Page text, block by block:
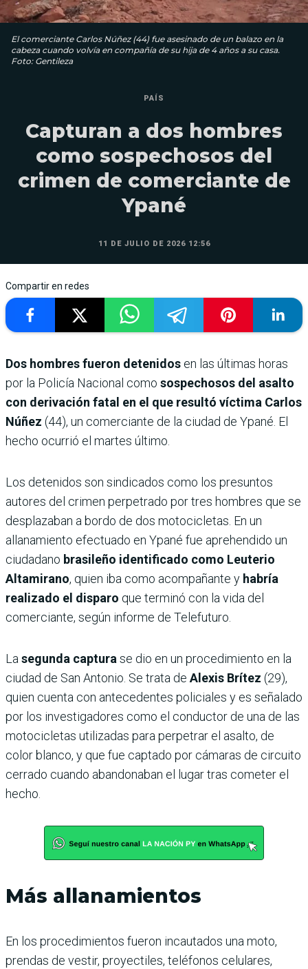
El comerciante Carlos Núñez (44) fue asesinado de un balazo en la
cabeza cuando volvía en compañía de su hija de 4 años a su casa.
Foto: Gentileza
PAÍS
Capturan a dos hombres
como sospechosos del
crimen de comerciante de
Ypané
11 DE JULIO DE 2026 12:56
Compartir en redes
Dos hombres fueron detenidos en las últimas horas
por la Policía Nacional como sospechosos del asalto
con derivación fatal en el que resultó víctima Carlos
Núñez (44), un comerciante de la ciudad de Ypané. El
hecho ocurrió el martes último.
Los detenidos son sindicados como los presuntos
autores del crimen perpetrado por tres hombres que se
desplazaban a bordo de dos motocicletas. En un
allanamiento efectuado en Ypané fue aprehendido un
ciudadano brasileño identificado como Leuterio
Altamirano, quien iba como acompañante y habría
realizado el disparo que terminó con la vida del
comerciante, según informe de Telefuturo.
La segunda captura se dio en un procedimiento en la
ciudad de San Antonio. Se trata de Alexis Brítez (29),
quien cuenta con antecedentes policiales y es señalado
por los investigadores como el conductor de una de las
motocicletas utilizadas para perpetrar el asalto, de
color blanco, y que fue captado por cámaras de circuito
cerrado cuando abandonaban el lugar tras cometer el
hecho.
Más allanamientos
En los procedimientos fueron incautados una moto,
prendas de vestir, proyectiles, teléfonos celulares,